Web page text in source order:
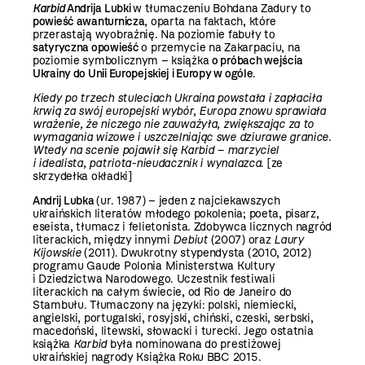
KarbidAndrija Lubkiw tłumaczeniu Bohdana Zadury to
powieść awanturnicza, oparta na faktach, które
przerastają wyobraźnię. Na poziomie fabuły to
satyryczna opowieśćo przemycie na Zakarpaciu, na
poziomie symbolicznym – książkao próbach wejścia
Ukrainy do Unii Europejskiej i Europy w ogóle.
Kiedy po trzech stuleciach Ukraina powstała i zapłaciła
krwią za swój europejski wybór, Europa znowu sprawiała
wrażenie, że niczego nie zauważyła, zwiększając za to
wymagania wizowe i uszczelniając swe dziurawe granice.
Wtedy na scenie pojawił się Karbid – marzyciel
i idealista, patriota-nieudacznik i wynalazca. [ze
skrzydełka okładki]
Andrij Lubka(ur. 1987) – jeden z najciekawszych
ukraińskich literatów młodego pokolenia; poeta, pisarz,
eseista, tłumacz i felietonista. Zdobywca licznych nagród
literackich, między innymi Debiut (2007) oraz Laury
Kijowskie(2011). Dwukrotny stypendysta (2010, 2012)
programu Gaude Polonia Ministerstwa Kultury
i Dziedzictwa Narodowego. Uczestnik festiwali
literackich na całym świecie, od Rio de Janeiro do
Stambułu. Tłumaczony na języki: polski, niemiecki,
angielski, portugalski, rosyjski, chiński, czeski, serbski,
macedoński, litewski, słowacki i turecki. Jego ostatnia
książka Karbid była nominowana do prestiżowej
ukraińskiej nagrody Książka Roku BBC 2015.